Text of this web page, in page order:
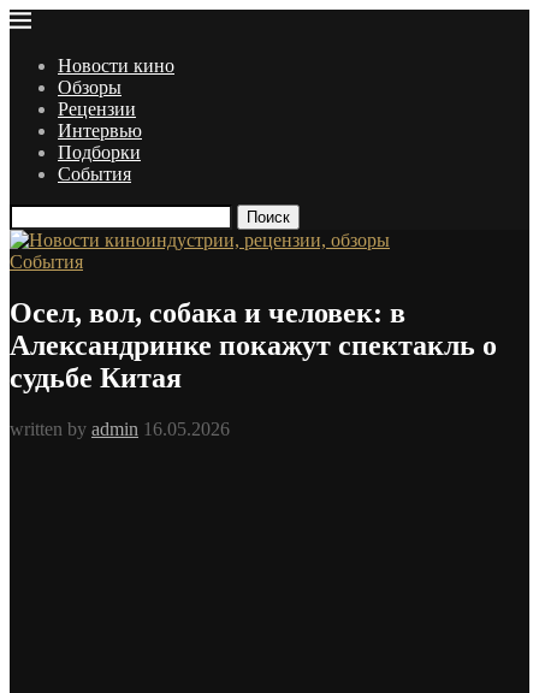
Новости кино
Обзоры
Рецензии
Интервью
Подборки
События
Поиск
События
Осел, вол, собака и человек: в
Александринке покажут спектакль о
судьбе Китая
written by admin 16.05.2026